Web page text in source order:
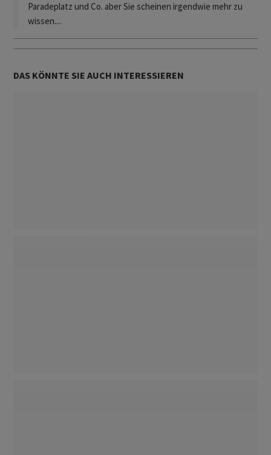
Paradeplatz und Co. aber Sie scheinen irgendwie mehr zu
wissen....
DAS KÖNNTE SIE AUCH INTERESSIEREN